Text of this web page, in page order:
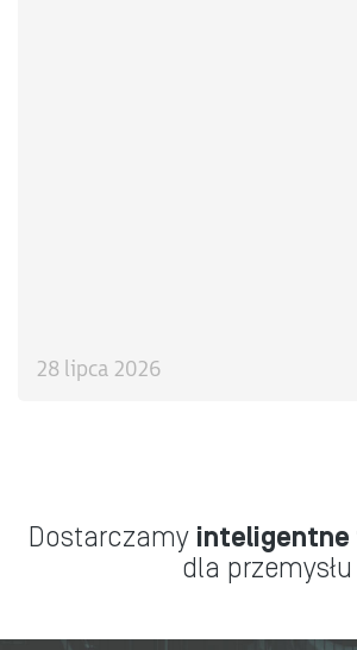
28 lipca 2026
Dostarczamy inteligentne
dla przemysłu